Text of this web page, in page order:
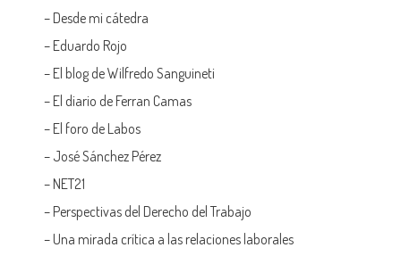
– Desde mi cátedra
– Eduardo Rojo
– El blog de Wilfredo Sanguineti
– El diario de Ferran Camas
– El foro de Labos
– José Sánchez Pérez
– NET21
– Perspectivas del Derecho del Trabajo
– Una mirada crítica a las relaciones laborales